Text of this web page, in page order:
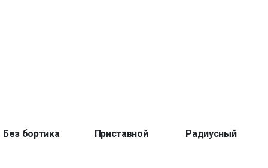
Без бортика Приставной Радиусный